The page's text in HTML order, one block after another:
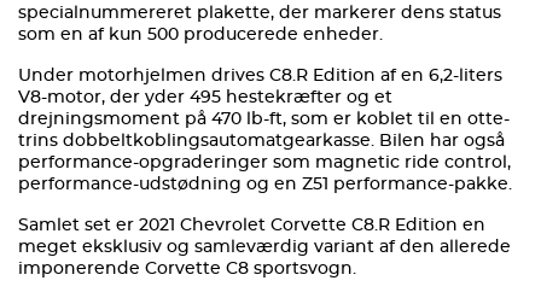
specialnummereret plakette, der markerer dens status
som en af kun 500 producerede enheder.
Under motorhjelmen drives C8.R Edition af en 6,2-liters
V8-motor, der yder 495 hestekræfter og et
drejningsmoment på 470 lb-ft, som er koblet til en otte-
trins dobbeltkoblingsautomatgearkasse. Bilen har også
performance-opgraderinger som magnetic ride control,
performance-udstødning og en Z51 performance-pakke.
Samlet set er 2021 Chevrolet Corvette C8.R Edition en
meget eksklusiv og samleværdig variant af den allerede
imponerende Corvette C8 sportsvogn.